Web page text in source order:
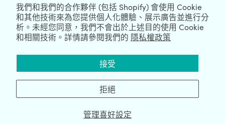
我們和我們的合作夥伴 (包括 Shopify) 會使用 Cookie
和其他技術來為您提供個人化體驗、展示廣告並進行分
析。未經您同意，我們不會出於上述目的使用 Cookie
和相關技術。詳情請參閱我們的 隱私權政策
管理喜好設定
接受
拒絕
August 09, 2026 © HulkApps.com. All Rights Reserved.
We're Worldwide We're Hiring
Data Processing Addendum | Privacy Policy